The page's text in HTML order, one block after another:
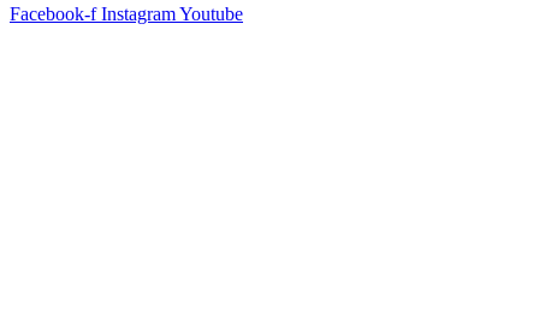
Facebook-f InstagramYoutube